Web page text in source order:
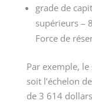
grade de
supérieurs –
Force de
Par exemple,
soit l’échelon
de 3 614